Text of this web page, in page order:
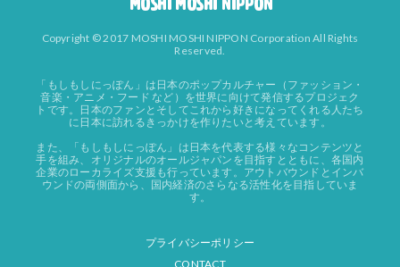
Copyright © 2017 MOSHI MOSHI NIPPON Corporation All Rights
Reserved.
「もしもしにっぽん」は日本のポップカルチャー（ファッション・
音楽・アニメ・フード など）を世界に向けて発信するプロジェク
トです。日本のファンとそしてこれから好きになってくれる人たち
に日本に訪れるきっかけを作りたいと考えています。
また、「もしもしにっぽん」は日本を代表する様々なコンテンツと
手を組み、オリジナルのオールジャパンを目指すとともに、各国内
企業のローカライズ支援も行っています。アウトバウンドとインバ
ウンドの両側面から、国内経済のさらなる活性化を目指していま
す。
プライバシーポリシー
CONTACT